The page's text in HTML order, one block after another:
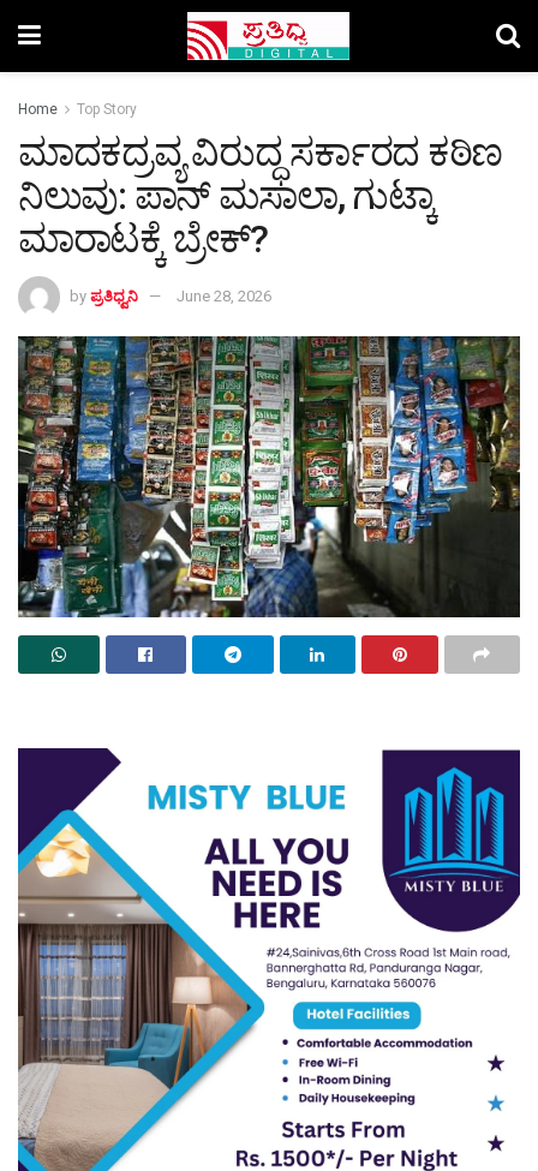
Home Top Story
ಮಾದಕದ್ರವ್ಯ ವಿರುದ್ಧ ಸರ್ಕಾರದ ಕಠಿಣ
ನಿಲುವು: ಪಾನ್ ಮಸಾಲಾ, ಗುಟ್ಕಾ
ಮಾರಾಟಕ್ಕೆ ಬ್ರೇಕ್?
by ಪ್ರತಿಧ್ವನಿ June 28, 2026